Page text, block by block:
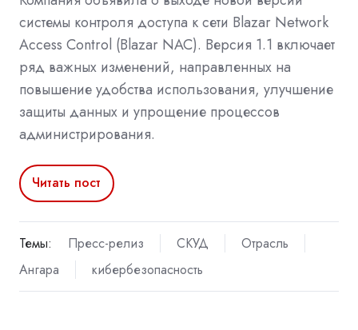
системы контроля доступа к сети Blazar Network
Access Control (Blazar NAC). Версия 1.1 включает
ряд важных изменений, направленных на
повышение удобства использования, улучшение
защиты данных и упрощение процессов
администрирования.
Читать пост
Темы: Пресс-релиз СКУД
Отрасль
Ангара
кибербезопасность